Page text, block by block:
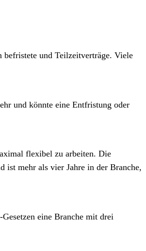
und Teilzeitverträge. Viele
und könnte eine Entfristung oder
flexibel zu arbeiten. Die
ist mehr als vier Jahre in der Branche,
eine Branche mit drei